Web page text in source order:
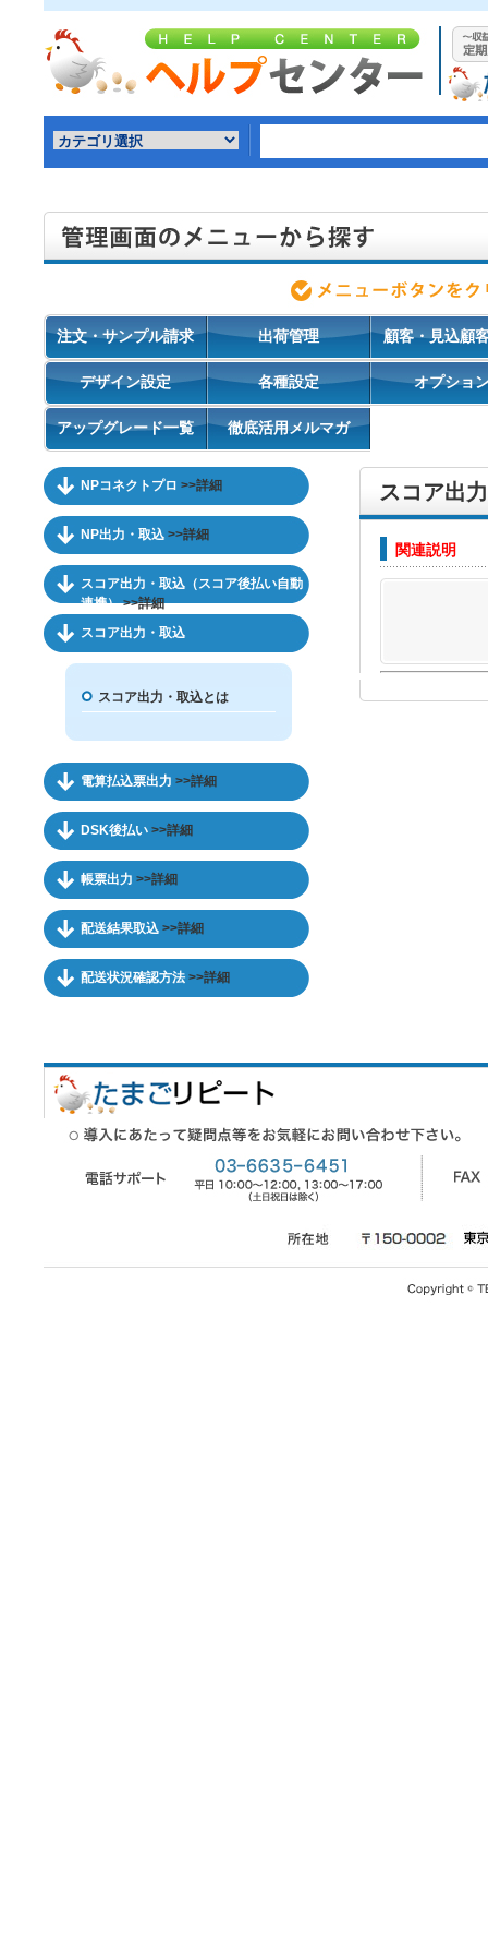
注文・サンプル請求 出荷管理 顧客・見込顧
デザイン設定 各種設定 オプショ
アップグレード一覧 徹底活用メルマガ
NPコネクトプロ >>詳細
NP出力・取込 >>詳細
スコア出力・取込（スコア後払い自動
連携）>>詳細
スコア出力・取込
スコア出力・取込とは
電算払込票出力 >>詳細
DSK後払い >>詳細
帳票出力 >>詳細
配送結果取込 >>詳細
配送状況確認方法 >>詳細
スコア出
関連説明